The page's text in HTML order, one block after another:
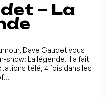
– La
Dave Gaudet vous
show: La légende. Il a fait
télé, 4 fois dans les